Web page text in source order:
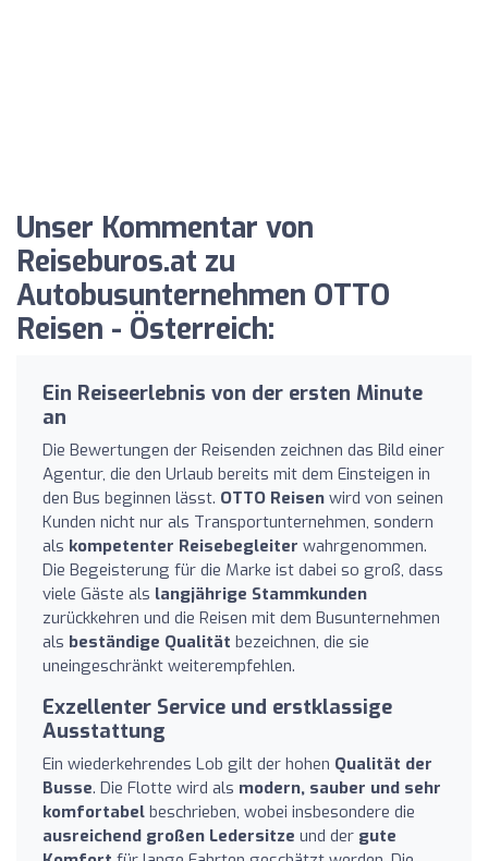
Unser Kommentar von
Reiseburos.at zu
Autobusunternehmen OTTO
Reisen - Österreich:
Ein Reiseerlebnis von der ersten Minute
an
Die Bewertungen der Reisenden zeichnen das Bild einer
Agentur, die den Urlaub bereits mit dem Einsteigen in
den Bus beginnen lässt. OTTO Reisen wird von seinen
Kunden nicht nur als Transportunternehmen, sondern
als kompetenter Reisebegleiter wahrgenommen.
Die Begeisterung für die Marke ist dabei so groß, dass
viele Gäste als langjährige Stammkunden
zurückkehren und die Reisen mit dem Busunternehmen
als beständige Qualität bezeichnen, die sie
uneingeschränkt weiterempfehlen.
Exzellenter Service und erstklassige
Ausstattung
Ein wiederkehrendes Lob gilt der hohen Qualität der
Busse. Die Flotte wird als modern, sauber und sehr
komfortabel beschrieben, wobei insbesondere die
ausreichend großen Ledersitze und der gute